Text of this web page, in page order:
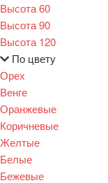
Высота 60
Высота 90
Высота 120
По цвету
Орех
Венге
Оранжевые
Коричневые
Желтые
Белые
Бежевые